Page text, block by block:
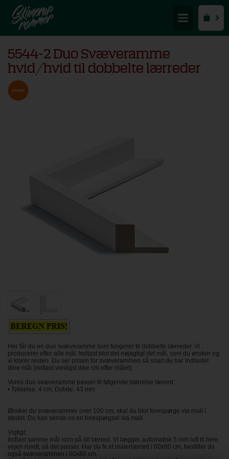
5544-2 Duo Svæveramme
hvid/hvid til dobbelte lærreder
Her får du en duo svæveramme som fungerer til dobbelte lærreder. Vi
producerer efter alle mål. Indtast blot det nøjagtigt det mål, som du ønsker og
vi klarer resten. Du ser prisen for svæverammen så snart du har indtastet
dine mål (indtast venligst ikke cm efter målet).
Vores duo svæveramme passer til følgende størrelse lærred:
• Tykkelse: 4 cm, Dybde: 43 mm
Ønsker du svæverammer over 100 cm, skal du blot forespørge via mail i
stedet. Du kan sende os en forespørgsel via mail.
Vigtigt:
Indtast samme mål som på dit lærred. Vi lægger automatisk 5 mm luft til hele
vejen rundt, så det passer. Har du fx et malerlærred i 60x80 cm, bestiller du
også svæverammen i 60x80 cm.